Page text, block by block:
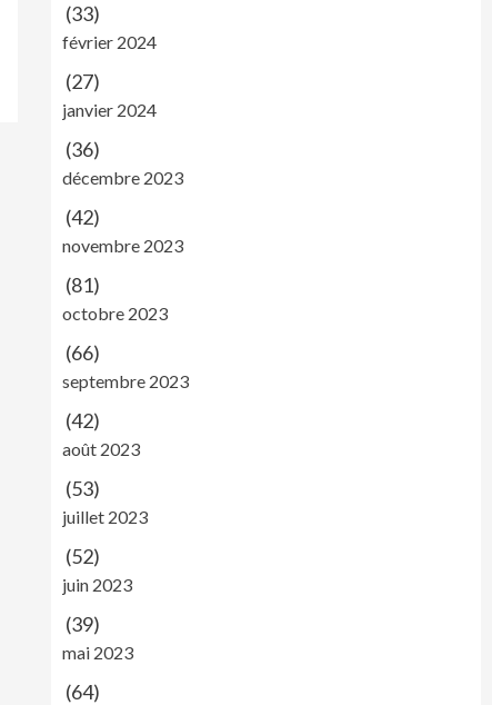
(33)
février 2024
(27)
janvier 2024
(36)
décembre 2023
(42)
novembre 2023
(81)
octobre 2023
(66)
septembre 2023
(42)
août 2023
(53)
juillet 2023
(52)
juin 2023
(39)
mai 2023
(64)